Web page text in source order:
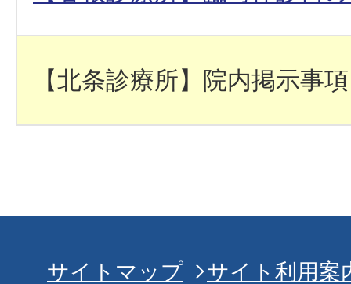
【北条診療所】院内掲示事項
サイトマップ
サイト利用案